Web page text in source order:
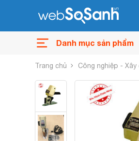
Danh mục sản phẩm
Trang chủ Công nghiệp - Xây